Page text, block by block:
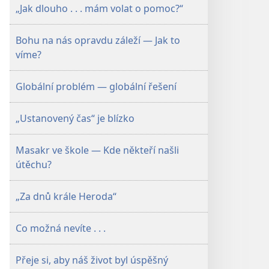
„Jak dlouho . . . mám volat o pomoc?“
Bohu na nás opravdu záleží — Jak to
víme?
Globální problém — globální řešení
„Ustanovený čas“ je blízko
Masakr ve škole — Kde někteří našli
útěchu?
„Za dnů krále Heroda“
Co možná nevíte . . .
Přeje si, aby náš život byl úspěšný